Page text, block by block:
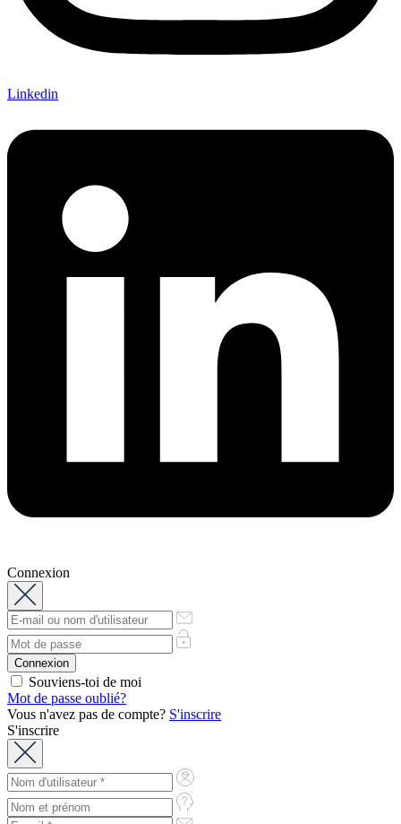
Linkedin
Connexion
Souviens-toi de moi
Mot de passe oublié?
Vous n'avez pas de compte? S'inscrire
S'inscrire